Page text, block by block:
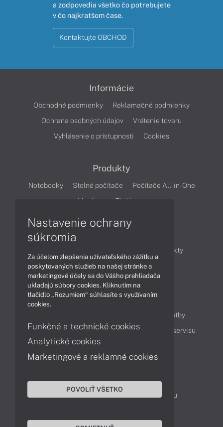
a zodpovedia všetko čo potrebujete
v čo najkratšom čase.
Kontaktujte OBCHOD
Informácie
Obchodné podmienky
Reklamačné podmienky
Ochrana osobných údajov
Vrátenie tovaru
Vyhlásenie o prístupnosti
Cookies
Produkty
Notebooky Stolné počítače
Počítače All-in-One
Monitory
Tlačiarne
Produkty
Technológie
Videá
Obsah
Možnosti doručenia a platby
Podpora a servis
Servisné služby Cenník servisu
Kontakty
043 4224 771
Obchodné oddelenie
Reklamácia tovaru
Nastavenie ochrany
súkromia
Za účelom zlepšenia užívateľského zážitku a
poskytovaných služieb na našej stránke a
marketingové účely sa do Vášho prehliadača
ukladajú súbory cookies. Kliknutím na
tlačidlo „Rozumiem“ súhlasíte s využívaním
cookies.
Funkčné a technické cookies
Analytické cookies
Marketingové a reklamné cookies
POVOLIŤ VŠETKO